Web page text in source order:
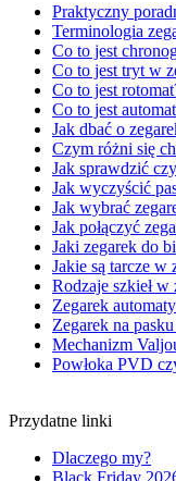
Praktyczny
Terminologia
Co to jest
Co to jest tryt w
Co to jest
Co to jest
Jak dbać o
Czym różni się
Jak sprawdzić
Jak wyczyścić
Jak wybrać
Jak połączyć
Jaki zegarek do
Jakie są tarcze w
Rodzaje szkieł w
Zegarek
Zegarek na
Mechanizm
Powłoka PVD
Przydatne linki
Dlaczego my?
Black Friday